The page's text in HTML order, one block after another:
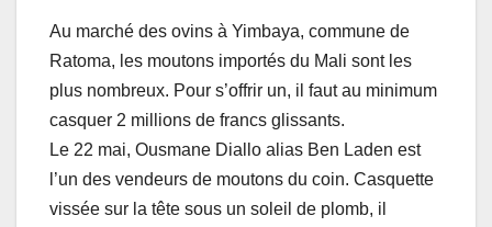
Au marché des ovins à Yimbaya, commune de
Ratoma, les moutons importés du Mali sont les
plus nombreux. Pour s’offrir un, il faut au minimum
casquer 2 millions de francs glissants.
Le 22 mai, Ousmane Diallo alias Ben Laden est
l’un des vendeurs de moutons du coin. Casquette
vissée sur la tête sous un soleil de plomb, il